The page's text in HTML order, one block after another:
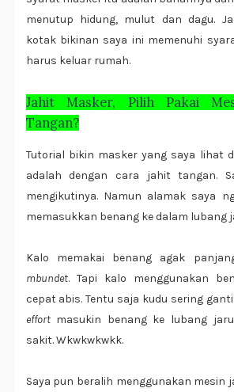
menutup hidung, mulut dan dagu.
kotak bikinan saya ini memenuhi
harus keluar rumah.
Jahit Masker, Pilih Pakai
Tangan?
Tutorial bikin masker yang saya lihat
adalah dengan cara jahit tangan.
mengikutinya. Namun alamak saya
memasukkan benang ke dalam lubang
Kalo memakai benang agak
mbundet. Tapi kalo menggunakan
cepat abis. Tentu saja kudu sering
effortmasukin benang ke lubang
sakit. Wkwkwkwkk.
Saya pun beralih menggunakan mesin